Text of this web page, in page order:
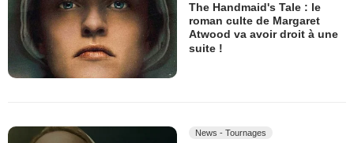
The Handmaid's Tale : le
roman culte de Margaret
Atwood va avoir droit à une
suite !
News - Tournages